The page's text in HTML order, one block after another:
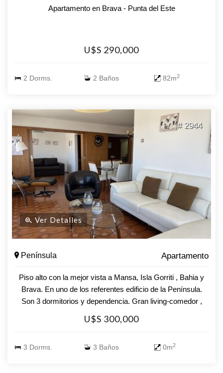
Apartamento en Brava - Punta del Este
U$S 290,000
2 Dorms. 2 Baños 82m2
# 2944
Ver Detalles
Península Apartamento
Piso alto con la mejor vista a Mansa, Isla Gorriti , Bahia y
Brava. En uno de los referentes edificio de la Península.
Son 3 dormitorios y dependencia. Gran living-comedor ,
cocina , lavadero y garaje
U$S 300,000
3 Dorms. 3 Baños 0m2